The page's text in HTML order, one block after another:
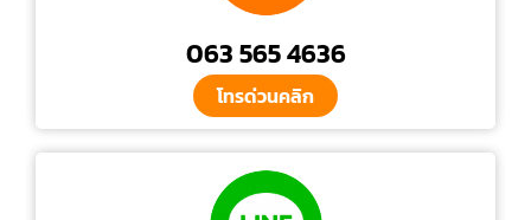
063 565 4636
โทรด่วนคลิก